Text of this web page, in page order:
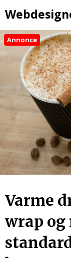
Annonce
Varme
wrap